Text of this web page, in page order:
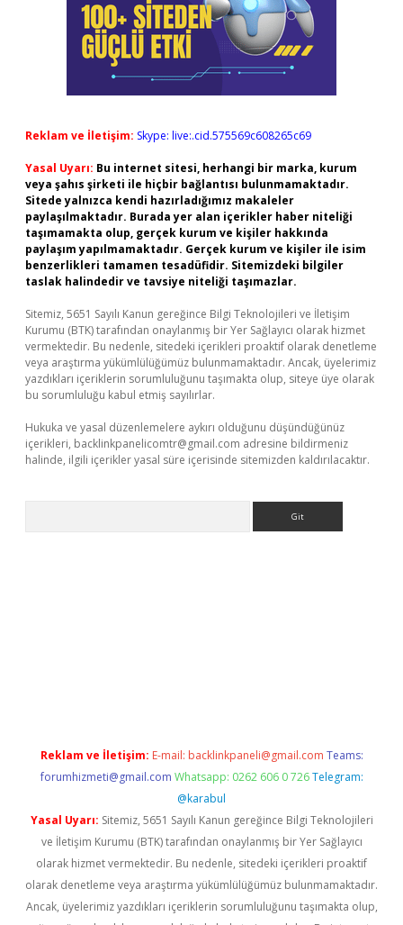
Reklam ve İletişim: Skype: live:.cid.575569c608265c69
Yasal Uyarı: Bu internet sitesi, herhangi bir marka, kurum
veya şahıs şirketi ile hiçbir bağlantısı bulunmamaktadır.
Sitede yalnızca kendi hazırladığımız makaleler
paylaşılmaktadır. Burada yer alan içerikler haber niteliği
taşımamakta olup, gerçek kurum ve kişiler hakkında
paylaşım yapılmamaktadır. Gerçek kurum ve kişiler ile isim
benzerlikleri tamamen tesadüfidir. Sitemizdeki bilgiler
taslak halindedir ve tavsiye niteliği taşımazlar.
Sitemiz, 5651 Sayılı Kanun gereğince Bilgi Teknolojileri ve İletişim
Kurumu (BTK) tarafından onaylanmış bir Yer Sağlayıcı olarak hizmet
vermektedir. Bu nedenle, sitedeki içerikleri proaktif olarak denetleme
veya araştırma yükümlülüğümüz bulunmamaktadır. Ancak, üyelerimiz
yazdıkları içeriklerin sorumluluğunu taşımakta olup, siteye üye olarak
bu sorumluluğu kabul etmiş sayılırlar.
Hukuka ve yasal düzenlemelere aykırı olduğunu düşündüğünüz
içerikleri, backlinkpanelicomtr@gmail.com adresine bildirmeniz
halinde, ilgili içerikler yasal süre içerisinde sitemizden kaldırılacaktır.
Reklam ve İletişim: E-mail: backlinkpaneli@gmail.com Teams:
forumhizmeti@gmail.com Whatsapp: 0262 606 0 726 Telegram:
@karabul
Yasal Uyarı: Sitemiz, 5651 Sayılı Kanun gereğince Bilgi Teknolojileri
ve İletişim Kurumu (BTK) tarafından onaylanmış bir Yer Sağlayıcı
olarak hizmet vermektedir. Bu nedenle, sitedeki içerikleri proaktif
olarak denetleme veya araştırma yükümlülüğümüz bulunmamaktadır.
Ancak, üyelerimiz yazdıkları içeriklerin sorumluluğunu taşımakta olup,